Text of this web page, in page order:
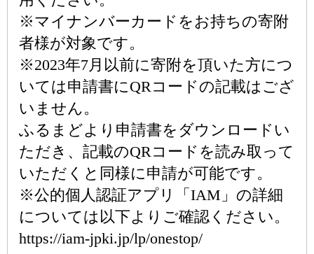
※マイナンバーカードをお持ちの寄附
者様が対象です。
※2023年7月以前に寄附を頂いた方につ
いては申請書にQRコードの記載はござ
いません。
ふるまどより申請書をダウンロードい
ただき、記載のQRコードを読み取って
いただくと同様に申請が可能です。
※公的個人認証アプリ「IAM」の詳細
については以下よりご確認ください。
https://iam-jpki.jp/lp/onestop/